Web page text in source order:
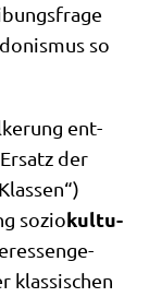
so
ent­
der
soziokul­tu­
klas­si­schen